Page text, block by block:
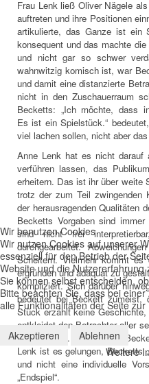
Frau Lenk ließ Oliver Nägele
auftreten und ihre Positionen
artikulierte, das Ganze ist ein
konsequent und das machte
und nicht gar so schwer
wahnwitzig komisch ist, war
und damit eine distanzierte
nicht in den Zuschauerraum
Becketts: „Ich möchte, dass
Es ist ein Spielstück.“
viel lachen sollen, nicht aber
Anne Lenk hat es nicht darauf
verführen lassen, das
erheitern. Das ist ihr über weite
trotz der zum Teil zwingenden
der herausragenden Qualitäten
Becketts Vorgaben sind
sind nicht frei
durchgearbeitet.
Scheitern. Vielmehr kommt
ergründen und adäquat zu
kompliziert. Sich darüber
bedeutet bei Beckett
Stück erzählt keine
entkleidet den Betrachter aller
Lebenslügen. Das macht
Lenk ist es gelungen, Becketts
und nicht eine individuelle
„Endspiel“.
Wir benutzen Cookies
Wir nutzen Cookies auf unserer
essenziell für den Betrieb der
Website und die
Sie können selbst entscheiden,
Bitte beachten Sie, dass bei
alle Funktionalitäten der Seite
Akzeptieren
Ablehnen
Weitere